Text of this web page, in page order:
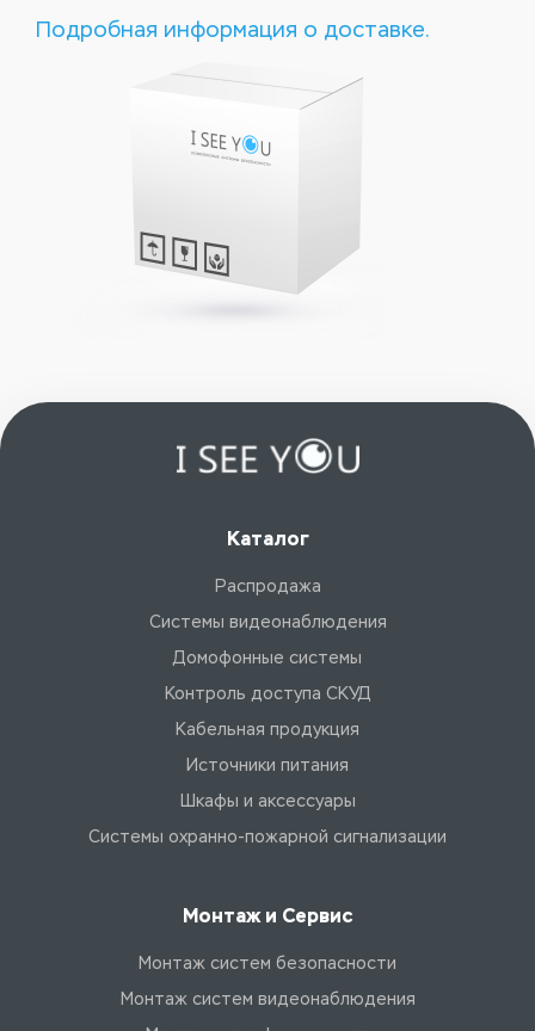
Подробная информация о доставке.
Каталог
Распродажа
Системы видеонаблюдения
Домофонные системы
Контроль доступа СКУД
Кабельная продукция
Источники питания
Шкафы и аксессуары
Системы охранно-пожарной сигнализации
Монтаж и Сервис
Монтаж систем безопасности
Монтаж систем видеонаблюдения